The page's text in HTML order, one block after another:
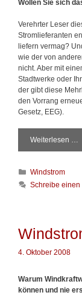
u
i
o
n
e
n
I
I
I
Wollen Sie sich
Verehrter Leser
Stromlieferanten
liefern vermag?
wie der von
nicht. Aber mit
Stadtwerke oder
der gibt diese
den Vorrang
Gesetz, EEG).
Weiterlesen …
i
s
-
u
s
K
a
o
r
i
Windstrom
Schreibe einen
4. Oktober 2008
Warum
können und nie